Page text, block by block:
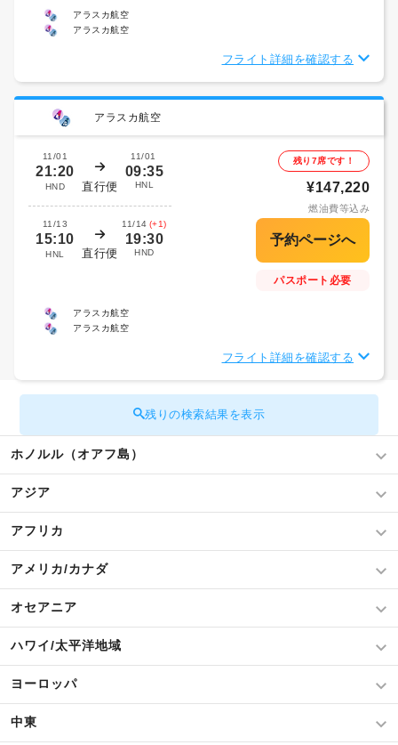
アラスカ航空
アラスカ航空
フライト詳細を確認する
アラスカ航空
11/01
21:20
HND 直行便
11/01
09:35
HNL
11/13
15:10
HNL 直行便
11/14 (+1)
19:30
HND
残り7席です！
¥147,220
燃油費等込み
パスポート必要
アラスカ航空
アラスカ航空
フライト詳細を確認する
残りの検索結果を表示
ホノルル（オアフ島）
アジア
アフリカ
アメリカ/カナダ
オセアニア
ハワイ/太平洋地域
ヨーロッパ
中東